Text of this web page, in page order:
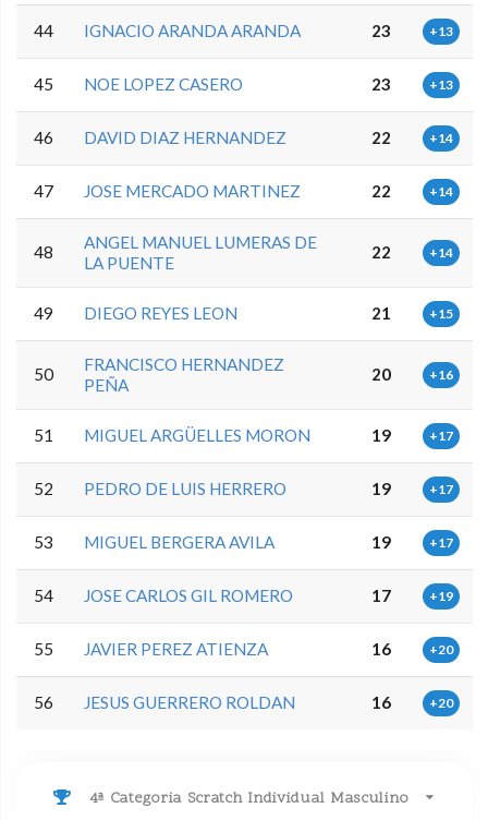
44 IGNACIO ARANDA ARANDA 23 +13
45 NOE LOPEZ CASERO 23 +13
46 DAVID DIAZ HERNANDEZ 22 +14
47 JOSE MERCADO MARTINEZ 22 +14
48
ANGEL MANUEL LUMERAS DE
LA PUENTE
22 +14
49 DIEGO REYES LEON 21 +15
50
FRANCISCO HERNANDEZ
PEÑA
20 +16
51 MIGUEL ARGÜELLES MORON 19 +17
52 PEDRO DE LUIS HERRERO 19 +17
53 MIGUEL BERGERA AVILA 19 +17
54 JOSE CARLOS GIL ROMERO 17 +19
55 JAVIER PEREZ ATIENZA 16 +20
56 JESUS GUERRERO ROLDAN 16 +20
4ª Categoria Scratch Individual Masculino